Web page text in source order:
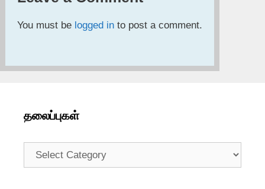
You must be logged in to post a comment.
தலைப்புகள்
தலைப்புகள்